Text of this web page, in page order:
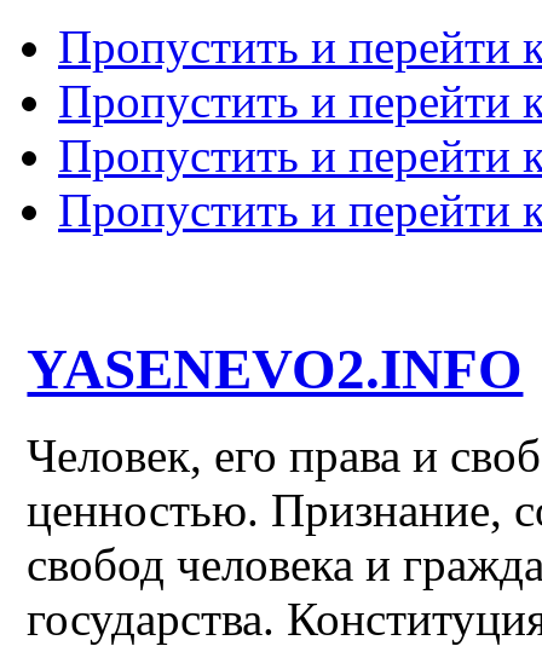
Пропустить и перейти
Пропустить и перейти
Пропустить и перейти
Пропустить и перейти
YASENEVO2.INFO
Человек, его права и
ценностью. Признание,
свобод человека и
государства.